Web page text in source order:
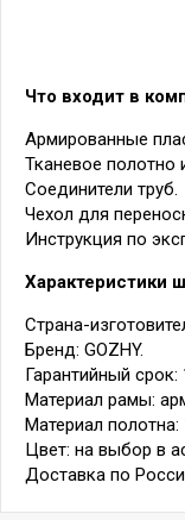
Что входит в
Армированные
Тканевое полотно
Соединители труб.
Чехол для
Инструкция по
Характеристики
Страна-
Бренд: GOZHY.
Гарантийный срок:
Материал рамы:
Материал полотна:
Цвет: на выбор в
Доставка по